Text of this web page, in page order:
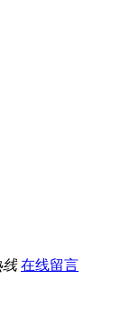
线在线留言